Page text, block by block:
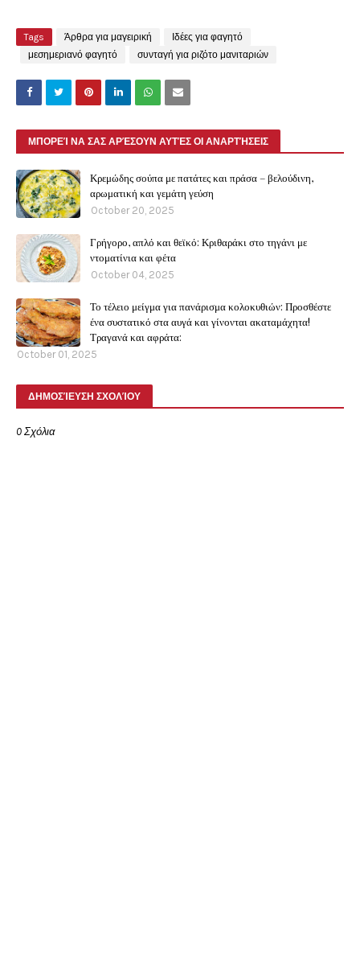
Tags Άρθρα για μαγειρική
Ιδέες για φαγητό
μεσημεριανό φαγητό
συνταγή για ριζότο μανιταριών
ΜΠΟΡΕΊ ΝΑ ΣΑΣ ΑΡΈΣΟΥΝ ΑΥΤΈΣ ΟΙ ΑΝΑΡΤΉΣΕΙΣ
Κρεμώδης σούπα με πατάτες και πράσα – βελούδινη,
αρωματική και γεμάτη γεύση
October 20, 2025
Γρήγορο, απλό και θεϊκό: Κριθαράκι στο τηγάνι με
ντοματίνια και φέτα
October 04, 2025
Το τέλειο μείγμα για πανάρισμα κολοκυθιών: Προσθέστε
ένα συστατικό στα αυγά και γίνονται ακαταμάχητα!
Τραγανά και αφράτα:
October 01, 2025
ΔΗΜΟΣΊΕΥΣΗ ΣΧΟΛΊΟΥ
0 Σχόλια